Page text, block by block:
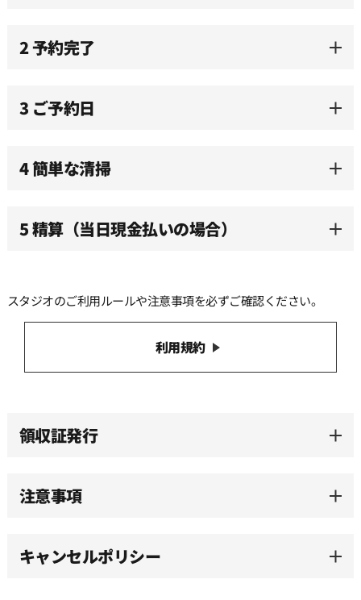
11:00
11:30
12:00
16:00
2 予約完了
3 ご予約日
4 簡単な清掃
5 精算（当日現金払いの場合）
スタジオのご利用ルールや注意事項を必ずご確認ください。
利用規約
領収証発行
注意事項
キャンセルポリシー